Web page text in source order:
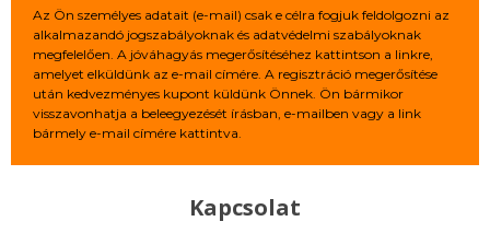
Az Ön személyes adatait (e-mail) csak e célra fogjuk feldolgozni az
alkalmazandó jogszabályoknak és adatvédelmi szabályoknak
megfelelően. A jóváhagyás megerősítéséhez kattintson a linkre,
amelyet elküldünk az e-mail címére. A regisztráció megerősítése
után kedvezményes kupont küldünk Önnek. Ön bármikor
visszavonhatja a beleegyezését írásban, e-mailben vagy a link
bármely e-mail címére kattintva.
Kapcsolat